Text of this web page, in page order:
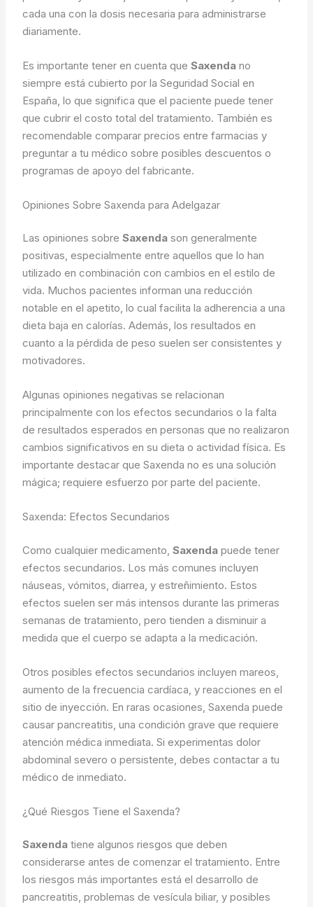
cada una con la dosis necesaria para administrarse
diariamente.
Es importante tener en cuenta queSaxenda no
siempre está cubierto por la Seguridad Social en
España, lo que significa que el paciente puede tener
que cubrir el costo total del tratamiento. También es
recomendable comparar precios entre farmacias y
preguntar a tu médico sobre posibles descuentos o
programas de apoyo del fabricante.
Opiniones Sobre Saxenda para Adelgazar
Las opiniones sobreSaxenda son generalmente
positivas, especialmente entre aquellos que lo han
utilizado en combinación con cambios en el estilo de
vida. Muchos pacientes informan una reducción
notable en el apetito, lo cual facilita la adherencia a una
dieta baja en calorías. Además, los resultados en
cuanto a la pérdida de peso suelen ser consistentes y
motivadores.
Algunas opiniones negativas se relacionan
principalmente con los efectos secundarios o la falta
de resultados esperados en personas que no realizaron
cambios significativos en su dieta o actividad física. Es
importante destacar que Saxenda no es una solución
mágica; requiere esfuerzo por parte del paciente.
Saxenda: Efectos Secundarios
Como cualquier medicamento,Saxenda puede tener
efectos secundarios. Los más comunes incluyen
náuseas, vómitos, diarrea, y estreñimiento. Estos
efectos suelen ser más intensos durante las primeras
semanas de tratamiento, pero tienden a disminuir a
medida que el cuerpo se adapta a la medicación.
Otros posibles efectos secundarios incluyen mareos,
aumento de la frecuencia cardíaca, y reacciones en el
sitio de inyección. En raras ocasiones, Saxenda puede
causar pancreatitis, una condición grave que requiere
atención médica inmediata. Si experimentas dolor
abdominal severo o persistente, debes contactar a tu
médico de inmediato.
¿Qué Riesgos Tiene el Saxenda?
Saxenda tiene algunos riesgos que deben
considerarse antes de comenzar el tratamiento. Entre
los riesgos más importantes está el desarrollo de
pancreatitis, problemas de vesícula biliar, y posibles